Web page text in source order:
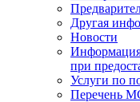
Другая
Новости
при
Услуги по
Перечень